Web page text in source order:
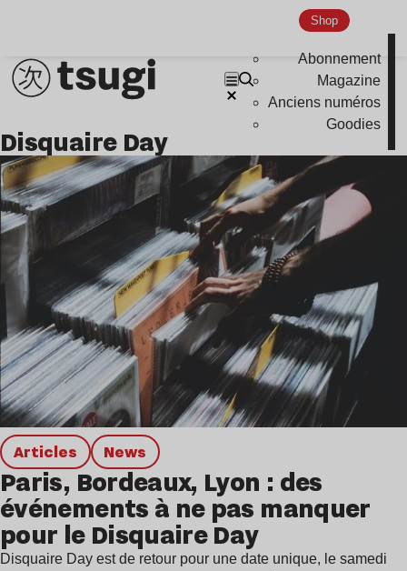
Shop
Abonnement
Magazine
Anciens numéros
Goodies
Disquaire Day
Articles news
Paris, Bordeaux, Lyon : des
événements à ne pas manquer
pour le Disquaire Day
Disquaire Day est de retour pour une date unique, le samedi